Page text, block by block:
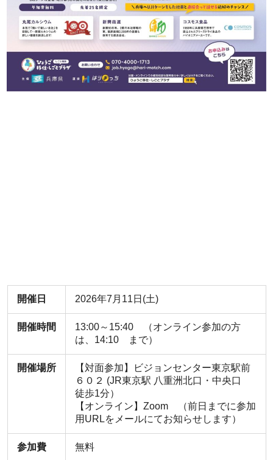
開催日 2026年7月11日(土)
開催時間
13:00～15:40 （オンライン参加の方
は、14:10 まで）
開催場所
【対面参加】ビジョンセンター東京駅前
６０２ (JR東京駅 八重洲北口・中央口
徒歩1分）
【オンライン】Zoom （前日までに参加
用URLをメールにてお知らせします）
参加費 無料